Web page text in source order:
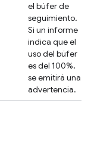
el búfer de
seguimiento.
Si un informe
indica que el
uso del búfer
es del 100%,
se emitirá una
advertencia.